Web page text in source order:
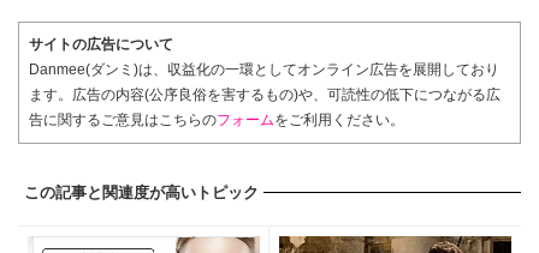
サイトの広告について
Danmee(ダンミ)は、収益化の一環としてオンライン広告を展開しており
ます。広告の内容(公序良俗を害するもの)や、可読性の低下につながる広
告に関するご意見はこちらのフォームをご利用ください。
この記事と関連度が高いトピック